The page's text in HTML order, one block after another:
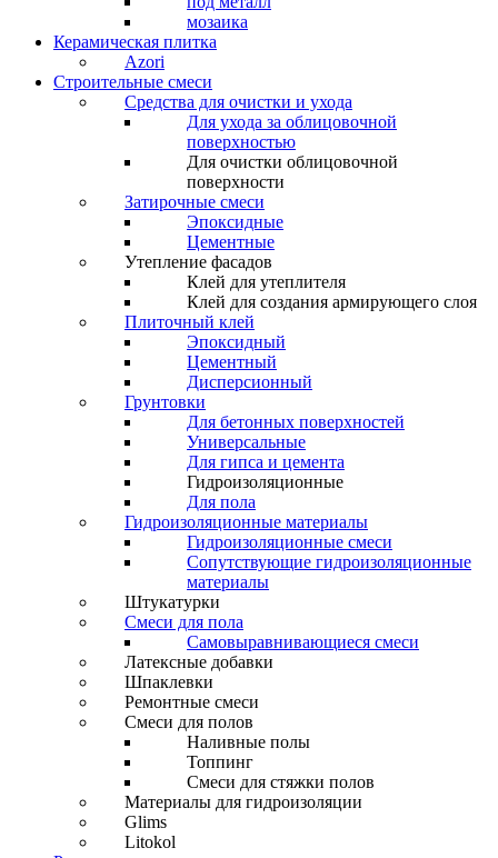
мозаика
Керамическая плитка
Azori
Строительные смеси
Средства для очистки и ухода
Для ухода за облицовочной
поверхностью
Для очистки облицовочной
поверхности
Затирочные смеси
Эпоксидные
Цементные
Утепление фасадов
Клей для утеплителя
Клей для создания армирующего слоя
Плиточный клей
Эпоксидный
Цементный
Дисперсионный
Грунтовки
Для бетонных поверхностей
Универсальные
Для гипса и цемента
Гидроизоляционные
Для пола
Гидроизоляционные материалы
Гидроизоляционные смеси
Сопутствующие гидроизоляционные
материалы
Штукатурки
Смеси для пола
Самовыравнивающиеся смеси
Латексные добавки
Шпаклевки
Ремонтные смеси
Смеси для полов
Наливные полы
Топпинг
Смеси для стяжки полов
Материалы для гидроизоляции
Glims
Litokol